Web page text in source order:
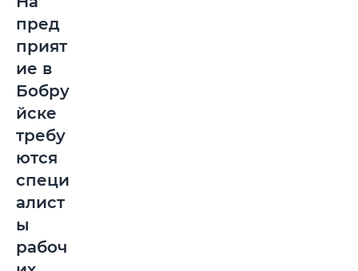
пред
прият
ие в
Бобру
йске
требу
ются
специ
алист
ы
рабоч